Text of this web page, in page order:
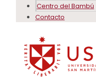
Centro del Bambú
Contacto